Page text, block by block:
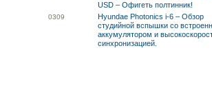
USD – Офигеть полтинник!
0309
Hyundae Photonics i-6 – Обзор
студийной вспышки со
аккумулятором и
синхронизацией.